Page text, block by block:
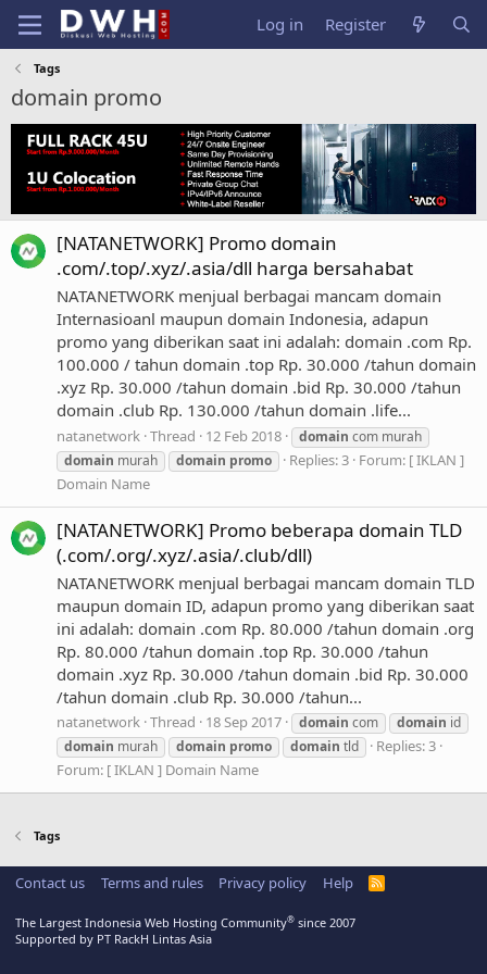
Log in Register
Tags
domain promo
[NATANETWORK] Promo domain
.com/.top/.xyz/.asia/dll harga bersahabat
NATANETWORK menjual berbagai mancam domain
Internasioanl maupun domain Indonesia, adapun
promo yang diberikan saat ini adalah: domain .com Rp.
100.000 / tahun domain .top Rp. 30.000 /tahun domain
.xyz Rp. 30.000 /tahun domain .bid Rp. 30.000 /tahun
domain .club Rp. 130.000 /tahun domain .life...
natanetwork Thread 12 Feb 2018 domain com murah
domain murah domain promo Replies: 3 Forum: [ IKLAN ]
Domain Name
[NATANETWORK] Promo beberapa domain TLD
(.com/.org/.xyz/.asia/.club/dll)
NATANETWORK menjual berbagai mancam domain TLD
maupun domain ID, adapun promo yang diberikan saat
ini adalah: domain .com Rp. 80.000 /tahun domain .org
Rp. 80.000 /tahun domain .top Rp. 30.000 /tahun
domain .xyz Rp. 30.000 /tahun domain .bid Rp. 30.000
/tahun domain .club Rp. 30.000 /tahun...
natanetwork Thread 18 Sep 2017 domain com domain id
domain murah domain promo domain tld
Replies: 3
Forum: [ IKLAN ] Domain Name
Tags
Contact us Terms and rules Privacy policy Help
R
The Largest Indonesia Web Hosting Community® since 2007
Supported by PT RackH Lintas Asia